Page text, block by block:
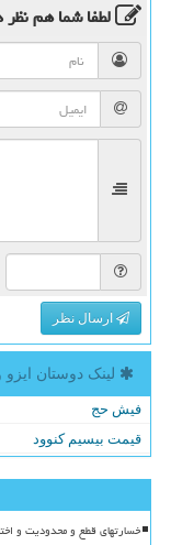
لطفا شما هم
ارسال نظر
لینک دوستان
فیش حج
قیمت بیسیم کنوود
خسارتهای قطع و محدودیت و